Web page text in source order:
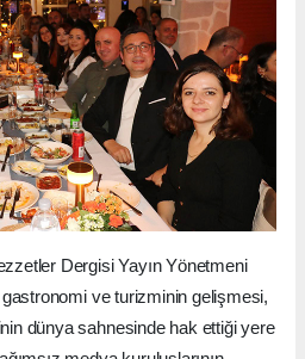
Dergisi Yayın Yönetmeni
gastronomi ve turizminin gelişmesi,
dünya sahnesinde hak ettiği yere